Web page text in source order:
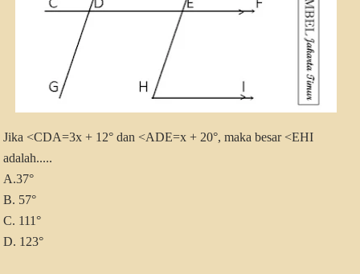
Jika <CDA=3x + 12° dan <ADE=x + 20°, maka besar <EHI
adalah.....
A.37°
B. 57°
C. 111°
D. 123°